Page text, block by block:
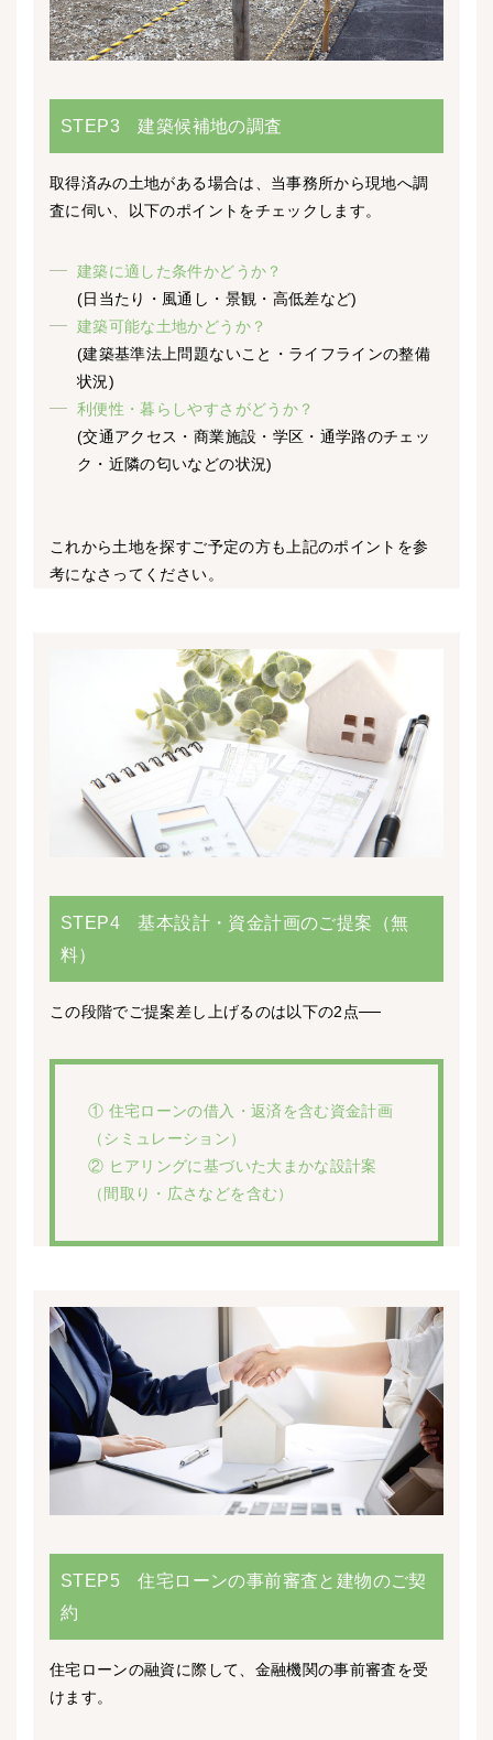
STEP3 建築候補地の調査
取得済みの土地がある場合は、当事務所から現地へ調
査に伺い、以下のポイントをチェックします。
建築に適した条件かどうか？
(日当たり・風通し・景観・高低差など)
建築可能な土地かどうか？
(建築基準法上問題ないこと・ライフラインの整備
状況)
利便性・暮らしやすさがどうか？
(交通アクセス・商業施設・学区・通学路のチェッ
ク・近隣の匂いなどの状況)
これから土地を探すご予定の方も上記のポイントを参
考になさってください。
STEP4 基本設計・資金計画のご提案（無
料）
この段階でご提案差し上げるのは以下の2点──
① 住宅ローンの借入・返済を含む資金計画
（シミュレーション）
② ヒアリングに基づいた大まかな設計案
（間取り・広さなどを含む）
STEP5 住宅ローンの事前審査と建物のご契
約
住宅ローンの融資に際して、金融機関の事前審査を受
けます。